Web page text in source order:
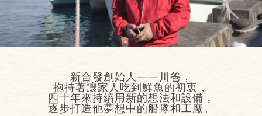
新合發創始人——川爸，
抱持著讓家人吃到鮮魚的初衷，
四十年來持續用新的想法和設備，
逐步打造他夢想中的船隊和工廠。